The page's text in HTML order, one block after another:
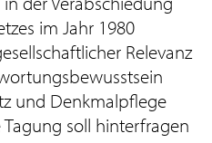
im Jahr 1980
Relevanz
und Denkmalpflege
soll hinterfragen